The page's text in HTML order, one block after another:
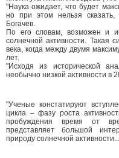
"Наука ожидает, что будет
но при этом нельзя
Богачев.
По его словам, возможен и
солнечной активности. Такая
века, когда между двумя
лет.
"Исходя из исторической
необычно низкой активности в
"Ученые констатируют
цикла – фазу роста
пробуждения время от
представляет большой
природу солнечной